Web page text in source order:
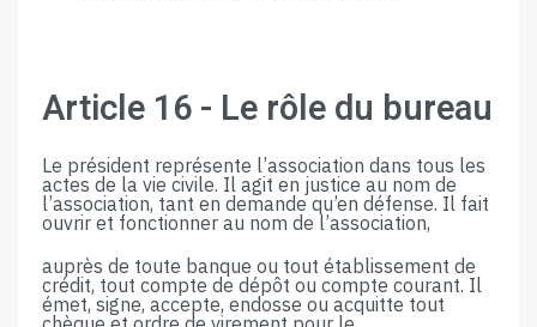
Article​ ​16​ ​-​ ​​Le​ ​rôle​ ​du​ ​bureau
Le président représente l’association dans tous les
actes de la vie civile. Il agit en justice au nom de
l’association, tant en demande qu’en défense. Il fait
ouvrir et fonctionner au nom de l’association,
auprès de toute banque ou tout établissement de
crédit, tout compte de dépôt ou compte courant. Il
émet, signe, accepte, endosse ou acquitte tout